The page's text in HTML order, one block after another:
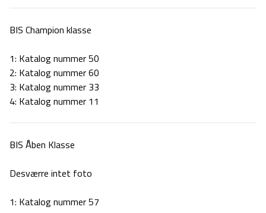
BIS Champion klasse
1: Katalog nummer 50
2: Katalog nummer 60
3: Katalog nummer 33
4: Katalog nummer 11
BIS Åben Klasse
Desværre intet foto
1: Katalog nummer 57